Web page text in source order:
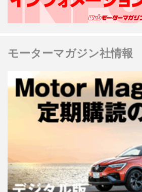
モーターマガジン社情報